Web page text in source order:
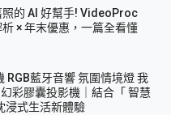
的 AI 好幫手! VideoProc
× 年末優惠，一篇全看懂
RGB藍牙音響 氛圍情境燈 我
彩膠囊投影機｜結合「 智慧
浸式生活新體驗